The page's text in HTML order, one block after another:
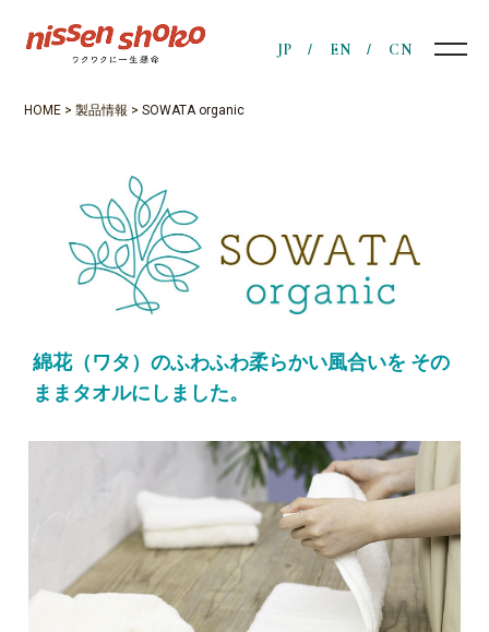
JP EN CN
HOME >製品情報 >SOWATA organic
綿花（ワタ）のふわふわ柔らかい風合いを その
ままタオルにしました。